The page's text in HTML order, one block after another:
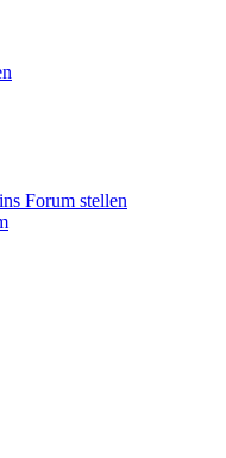
Forum stellen